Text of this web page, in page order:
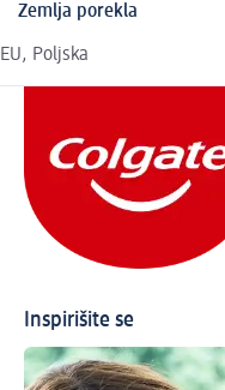
Zemlja porekla
EU, Poljska
Inspirišite se